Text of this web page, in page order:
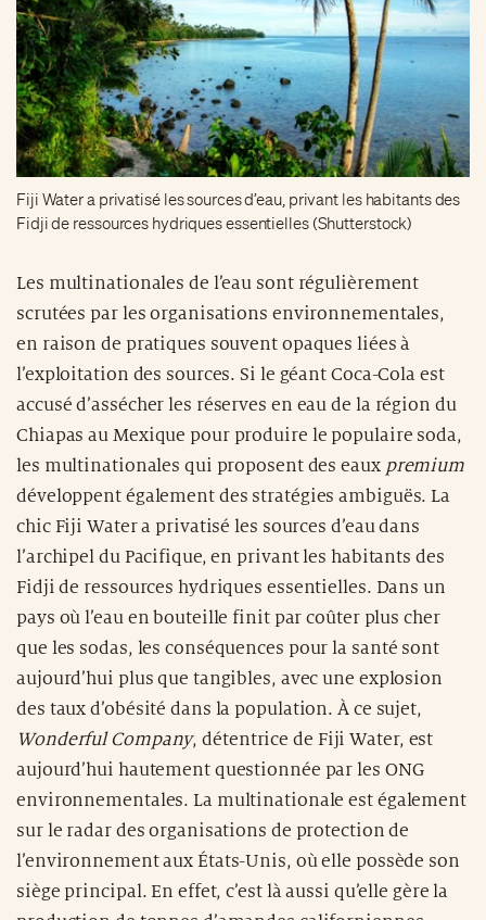
Fiji Water a privatisé les sources d’eau, privant les habitants des
Fidji de ressources hydriques essentielles (Shutterstock)
Les multinationales de l’eau sont régulièrement
scrutées par les organisations environnementales,
en raison de pratiques souvent opaques liées à
l’exploitation des sources. Si le géant Coca-Cola est
accusé d’assécher les réserves en eau de la région du
Chiapas au Mexique pour produire le populaire soda,
les multinationales qui proposent des eaux premium
développent également des stratégies ambiguës. La
chic Fiji Water a privatisé les sources d’eau dans
l’archipel du Pacifique, en privant les habitants des
Fidji de ressources hydriques essentielles. Dans un
pays où l’eau en bouteille finit par coûter plus cher
que les sodas, les conséquences pour la santé sont
aujourd’hui plus que tangibles, avec une explosion
des taux d’obésité dans la population. À ce sujet,
Wonderful Company, détentrice de Fiji Water, est
aujourd’hui hautement questionnée par les ONG
environnementales. La multinationale est également
sur le radar des organisations de protection de
l’environnement aux États-Unis, où elle possède son
siège principal. En effet, c’est là aussi qu’elle gère la